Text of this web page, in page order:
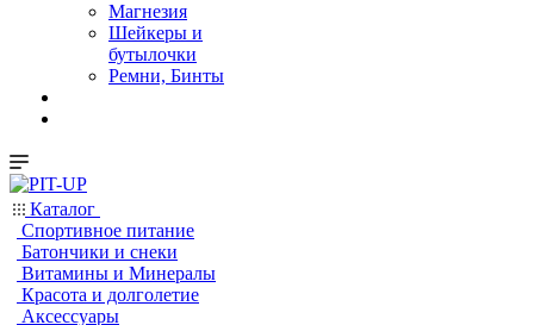
Магнезия
Шейкеры и
бутылочки
Ремни, Бинты
Каталог
Спортивное питание
Батончики и снеки
Витамины и Минералы
Красота и долголетие
Аксессуары